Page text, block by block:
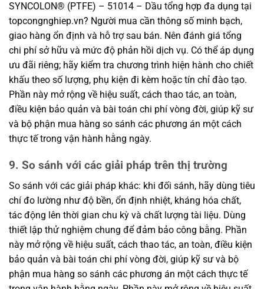
SYNCOLON® (PTFE) – 51014 – Dầu tổng hợp đa dụng tại
topcongnghiep.vn? Người mua cần thông số minh bạch,
giao hàng ổn định và hỗ trợ sau bán. Nên đánh giá tổng
chi phí sở hữu và mức độ phản hồi dịch vụ. Có thể áp dụng
ưu đãi riêng; hãy kiểm tra chương trình hiện hành cho chiết
khấu theo số lượng, phụ kiện đi kèm hoặc tín chỉ đào tạo.
Phần này mở rộng về hiệu suất, cách thao tác, an toàn,
điều kiện bảo quản và bài toán chi phí vòng đời, giúp kỹ sư
và bộ phận mua hàng so sánh các phương án một cách
thực tế trong vận hành hằng ngày.
9. So sánh với các giải pháp trên thị trường
So sánh với các giải pháp khác: khi đối sánh, hãy dùng tiêu
chí đo lường như độ bền, ổn định nhiệt, kháng hóa chất,
tác động lên thời gian chu kỳ và chất lượng tài liệu. Dùng
thiết lập thử nghiệm chung để đảm bảo công bằng. Phần
này mở rộng về hiệu suất, cách thao tác, an toàn, điều kiện
bảo quản và bài toán chi phí vòng đời, giúp kỹ sư và bộ
phận mua hàng so sánh các phương án một cách thực tế